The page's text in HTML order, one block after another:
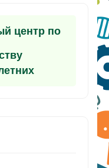
центр по